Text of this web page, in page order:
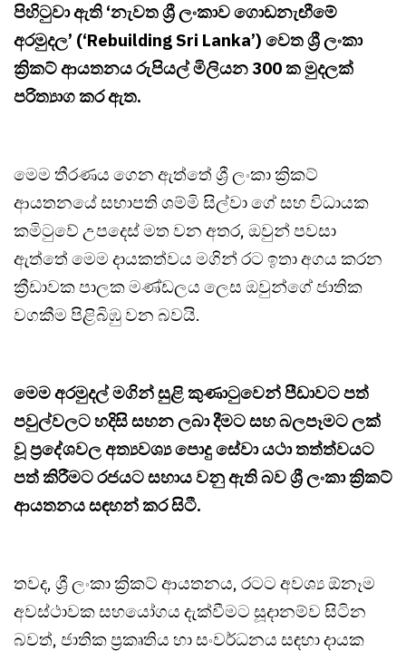
පිහිටුවා ඇති ‘නැවත ශ්‍රී ලංකාව ගොඩනැඟීමේ
අරමුදල’ (‘Rebuilding Sri Lanka’) වෙත ශ්‍රී ලංකා
ක්‍රිකට් ආයතනය රුපියල් මිලියන 300 ක මුදලක්
පරිත්‍යාග කර ඇත.
මෙම තීරණය ගෙන ඇත්තේ ශ්‍රී ලංකා ක්‍රිකට්
ආයතනයේ සභාපති ශම්මි සිල්වා ගේ සහ විධායක
කමිටුවේ උපදෙස් මත වන අතර, ඔවුන් පවසා
ඇත්තේ මෙම දායකත්වය මගින් රට ඉතා අගය කරන
ක්‍රීඩාවක පාලක මණ්ඩලය ලෙස ඔවුන්ගේ ජාතික
වගකීම පිළිබිඹු වන බවයි.
මෙම අරමුදල් මගින් සුළි කුණාටුවෙන් පීඩාවට පත්
පවුල්වලට හදිසි සහන ලබා දීමට සහ බලපෑමට ලක්
වූ ප්‍රදේශවල අත්‍යවශ්‍ය පොදු සේවා යථා තත්ත්වයට
පත් කිරීමට රජයට සහාය වනු ඇති බව ශ්‍රී ලංකා ක්‍රිකට්
ආයතනය සඳහන් කර සිටී.
තවද, ශ්‍රී ලංකා ක්‍රිකට් ආයතනය, රටට අවශ්‍ය ඕනෑම
අවස්ථාවක සහයෝගය දැක්වීමට සූදානම්ව සිටින
බවත්, ජාතික ප්‍රකෘතිය හා සංවර්ධනය සඳහා දායක